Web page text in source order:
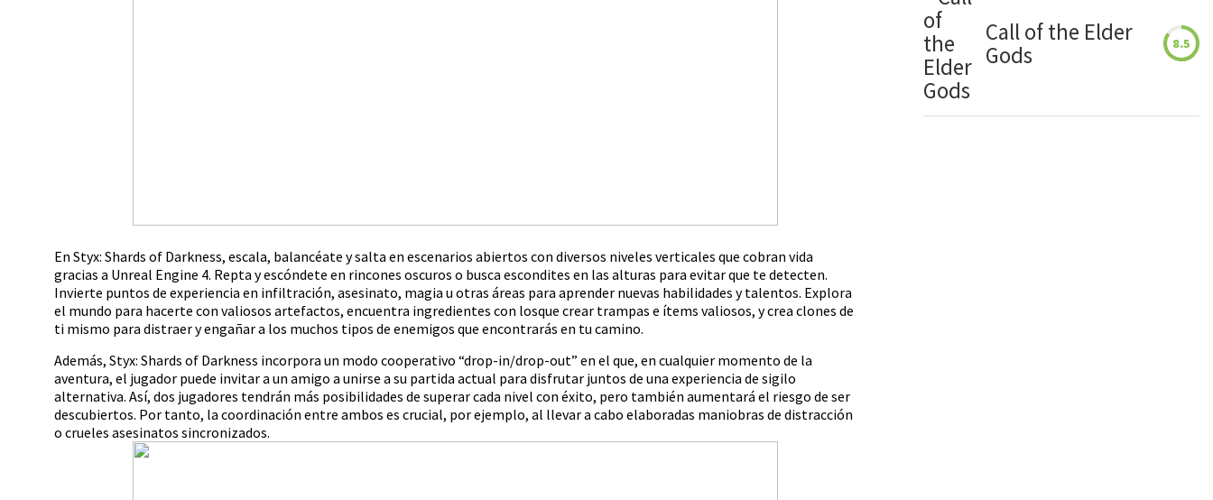
En Styx: Shards of Darkness, escala, balancéate y salta en escenarios abiertos con diversos niveles verticales que cobran vida
gracias a Unreal Engine 4. Repta y escóndete en rincones oscuros o busca escondites en las alturas para evitar que te detecten.
Invierte puntos de experiencia en infiltración, asesinato, magia u otras áreas para aprender nuevas habilidades y talentos. Explora
el mundo para hacerte con valiosos artefactos, encuentra ingredientes con losque crear trampas e ítems valiosos, y crea clones de
ti mismo para distraer y engañar a los muchos tipos de enemigos que encontrarás en tu camino.
Además, Styx: Shards of Darkness incorpora un modo cooperativo “drop-in/drop-out” en el que, en cualquier momento de la
aventura, el jugador puede invitar a un amigo a unirse a su partida actual para disfrutar juntos de una experiencia de sigilo
alternativa. Así, dos jugadores tendrán más posibilidades de superar cada nivel con éxito, pero también aumentará el riesgo de ser
descubiertos. Por tanto, la coordinación entre ambos es crucial, por ejemplo, al llevar a cabo elaboradas maniobras de distracción
o crueles asesinatos sincronizados.
Call of the Elder
Gods
8.5